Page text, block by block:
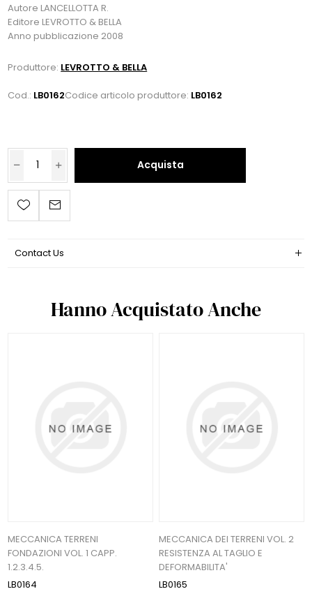
Autore LANCELLOTTA R.
Editore LEVROTTO & BELLA
Anno pubblicazione 2008
Produttore: LEVROTTO & BELLA
Cod.: LB0162Codice articolo produttore: LB0162
Acquista
Contact Us
Hanno Acquistato Anche
MECCANICA TERRENI
FONDAZIONI VOL. 1 CAPP.
1.2.3.4.5.
LB0164
MECCANICA DEI TERRENI VOL. 2
RESISTENZA AL TAGLIO E
DEFORMABILITA'
LB0165